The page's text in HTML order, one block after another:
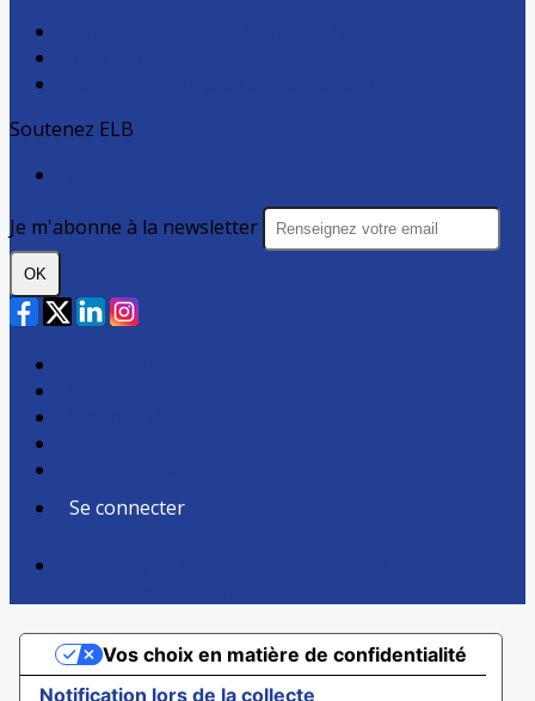
Soutenez ELB
Je m'abonne à la newsletter
OK
Se connecter
Notification lors de la collecte
Vos choix en matière de confidentialité